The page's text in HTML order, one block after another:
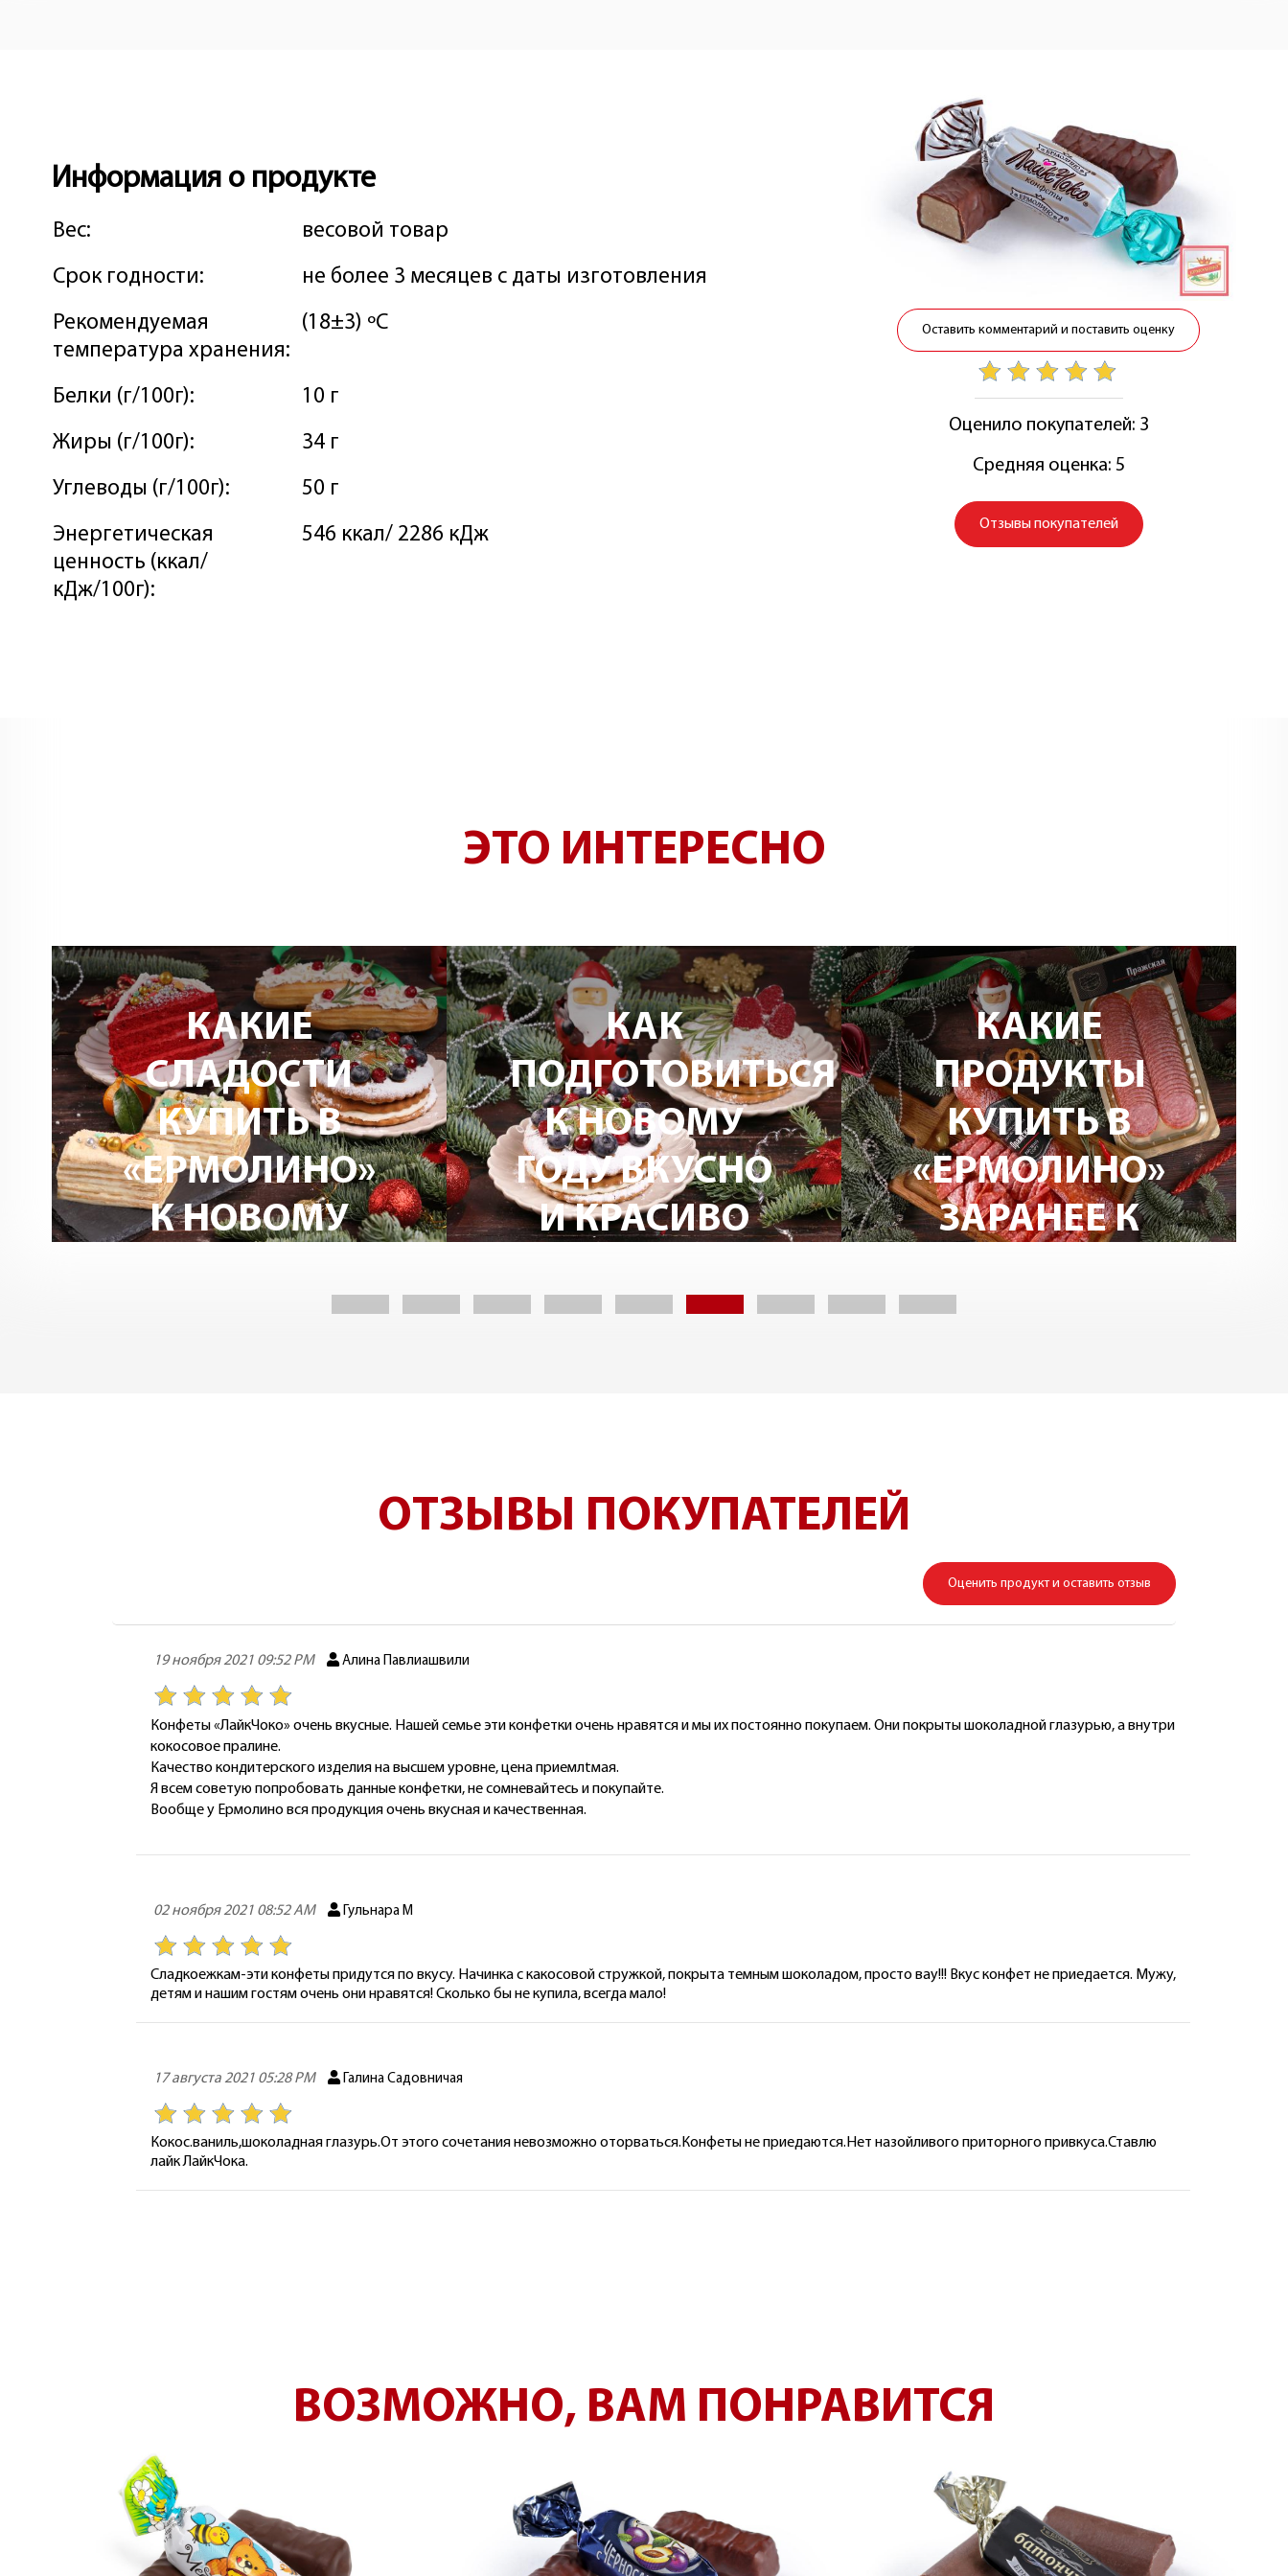
Информация о продукте
Вес: весовой товар
Срок годности: не более 3 месяцев с даты изготовления
Рекомендуемая
температура хранения:
(18±3) ºС
Белки (г/100г): 10 г
Жиры (г/100г): 34 г
Углеводы (г/100г): 50 г
Энергетическая
ценность (ккал/
кДж/100г):
546 ккал/ 2286 кДж
Оставить комментарий и поставить оценку
Оценило покупателей: 3
Средняя оценка: 5
Отзывы покупателей
ЭТО ИНТЕРЕСНО
КАК
ПОДГОТОВИТЬСЯ
К НОВОМУ
ГОДУ ВКУСНО
И КРАСИВО
КАКИЕ
ПРОДУКТЫ
КУПИТЬ В
«ЕРМОЛИНО»
ЗАРАНЕЕ К
ГОДУ?
ЧЕРНОСЛИВ:
ЧЕМ ПОЛЕЗЕН
И ПОЧЕМУ НЕ
КАЖДАЯ
СЛИВА
ОТЗЫВЫ ПОКУПАТЕЛЕЙ
Оценить продукт и оставить отзыв
19 ноября 2021 09:52 PM Алина Павлиашвили
Конфеты «ЛайкЧоко» очень вкусные. Нашей семье эти конфетки очень нравятся и мы их постоянно покупаем. Они покрыты шоколадной глазурью, а внутри
кокосовое пралине.
Качество кондитерского изделия на высшем уровне, цена приемлtмая.
Я всем советую попробовать данные конфетки, не сомневайтесь и покупайте.
Вообще у Ермолино вся продукция очень вкусная и качественная.
02 ноября 2021 08:52 AM Гульнара М
Сладкоежкам-эти конфеты придутся по вкусу. Начинка с какосовой стружкой, покрыта темным шоколадом, просто вау!!! Вкус конфет не приедается. Мужу,
детям и нашим гостям очень они нравятся! Сколько бы не купила, всегда мало!
17 августа 2021 05:28 PM Галина Садовничая
Кокос.ваниль,шоколадная глазурь.От этого сочетания невозможно оторваться.Конфеты не приедаются.Нет назойливого приторного привкуса.Ставлю
лайк ЛайкЧока.
ВОЗМОЖНО, ВАМ ПОНРАВИТСЯ